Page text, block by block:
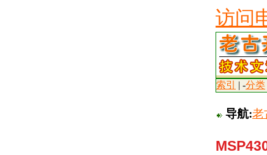
访问
索引 | -分类
导航:老